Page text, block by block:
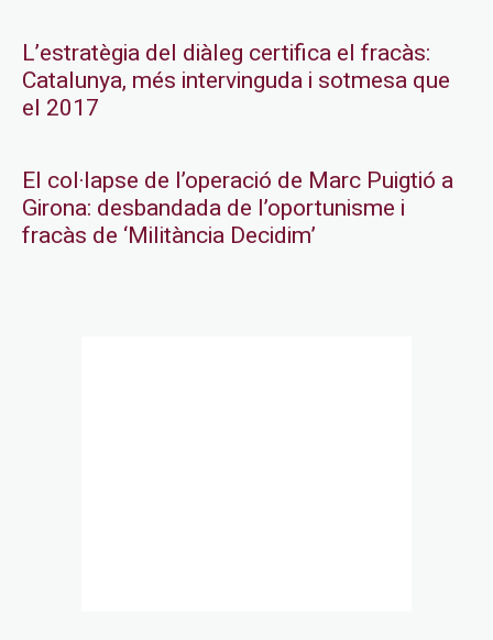
L’estratègia del diàleg certifica el fracàs:
Catalunya, més intervinguda i sotmesa que
el 2017
El col·lapse de l’operació de Marc Puigtió a
Girona: desbandada de l’oportunisme i
fracàs de ‘Militància Decidim’